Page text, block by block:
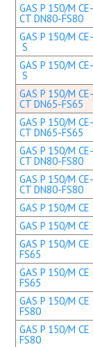
GAS P 150/M
CT DN80-FS80
GAS P 150/M
S
GAS P 150/M
S
GAS P 150/M
CT DN65-FS65
GAS P 150/M
CT DN65-FS65
GAS P 150/M
CT DN80-FS80
GAS P 150/M
CT DN80-FS80
GAS P 150/M CE
GAS P 150/M
GAS P 150/M
FS65
GAS P 150/M
FS65
GAS P 150/M
FS80
GAS P 150/M
FS80